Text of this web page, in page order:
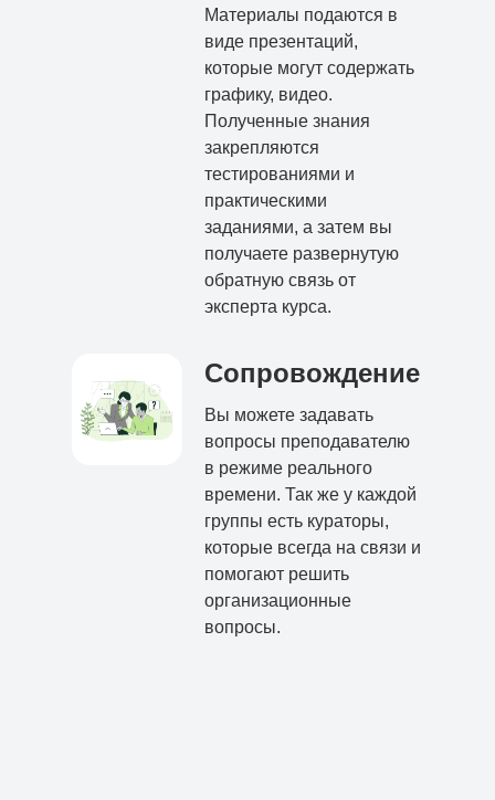
Материалы подаются в
виде презентаций,
которые могут содержать
графику, видео.
Полученные знания
закрепляются
тестированиями и
практическими
заданиями, а затем вы
получаете развернутую
обратную связь от
эксперта курса.
Сопровождение
Вы можете задавать
вопросы преподавателю
в режиме реального
времени. Так же у каждой
группы есть кураторы,
которые всегда на связи и
помогают решить
организационные
вопросы.